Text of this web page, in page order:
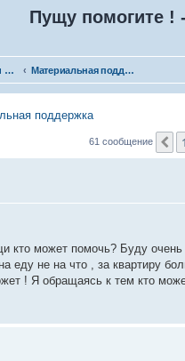
Пущу помогите !
Безвозмездная или условно-безвозмездная помощь Материальная поддержка
поддержка
61 сообщение
может помочь? Буду очень
еду не на что , за квартиру
! Я обращаясь к тем кто